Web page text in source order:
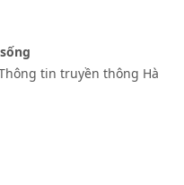
tin truyền thông Hà